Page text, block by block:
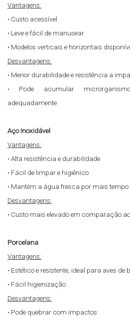
Vantagens:
• Custo acessível
• Leve e fácil de manusear
• Modelos verticais e horizontais
Desvantagens:
• Menor durabilidade e resistência a
• Pode acumular
adequadamente
Aço Inoxidável
Vantagens:
• Alta resistência e durabilidade
• Fácil de limpar e higiênico
• Mantém a água fresca por mais tempo
Desvantagens:
• Custo mais elevado em comparação
Porcelana
Vantagens:
• Estético e resistente, ideal para aves de
• Fácil higienização
Desvantagens:
• Pode quebrar com impactos